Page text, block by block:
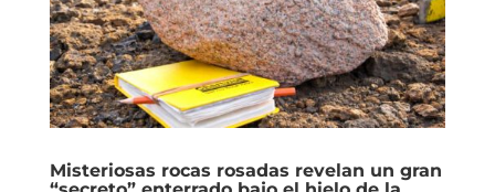
Misteriosas rocas rosadas revelan un gran